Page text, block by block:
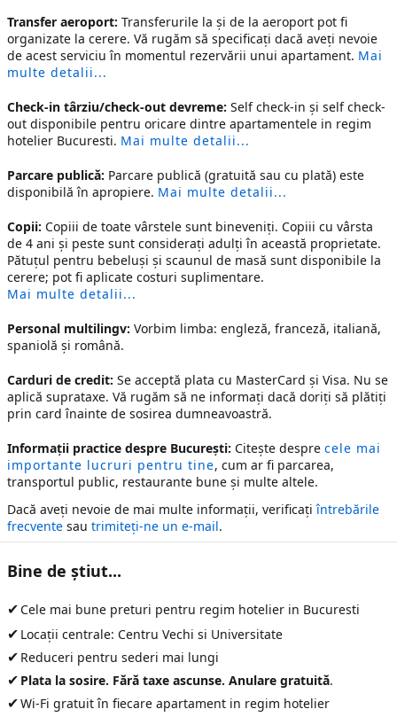
Transfer aeroport: Transferurile la şi de la aeroport pot fi
organizate la cerere. Vă rugăm să specificaţi dacă aveţi nevoie
de acest serviciu în momentul rezervării unui apartament. Mai
multe detalii...
Check-in târziu/check-out devreme: Self check-in și self check-
out disponibile pentru oricare dintre apartamentele in regim
hotelier Bucuresti. Mai multe detalii...
Parcare publică: Parcare publică (gratuită sau cu plată) este
disponibilă în apropiere. Mai multe detalii...
Copii: Copiii de toate vârstele sunt bineveniți. Copiii cu vârsta
de 4 ani și peste sunt considerați adulți în această proprietate.
Pătuțul pentru bebeluși și scaunul de masă sunt disponibile la
cerere; pot fi aplicate costuri suplimentare.
Mai multe detalii...
Personal multilingv: Vorbim limba: engleză, franceză, italiană,
spaniolă şi română.
Carduri de credit: Se acceptă plata cu MasterCard și Visa. Nu se
aplică suprataxe. Vă rugăm să ne informați dacă doriți să plătiți
prin card înainte de sosirea dumneavoastră.
Informații practice despre București: Citește despre cele mai
importante lucruri pentru tine, cum ar fi parcarea,
transportul public, restaurante bune și multe altele.
Dacă aveți nevoie de mai multe informații, verificațiîntrebările
frecvente sau trimiteți-ne un e-mail.
Bine de ştiut...
✔ Cele mai bune preturi pentru regim hotelier in Bucuresti
✔ Locații centrale: Centru Vechi si Universitate
✔ Reduceri pentru sederi mai lungi
✔ Plata la sosire. Fără taxe ascunse. Anulare gratuită.
✔Wi-Fi gratuit în fiecare apartament in regim hotelier